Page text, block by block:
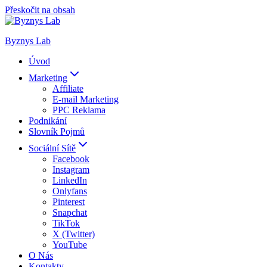
Přeskočit na obsah
Byznys Lab
Úvod
Marketing
Affiliate
E-mail Marketing
PPC Reklama
Podnikání
Slovník Pojmů
Sociální Sítě
Facebook
Instagram
LinkedIn
Onlyfans
Pinterest
Snapchat
TikTok
X (Twitter)
YouTube
O Nás